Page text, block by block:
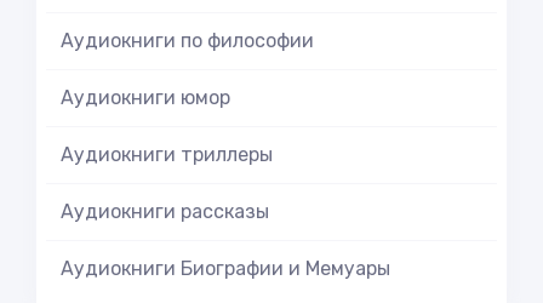
Аудиокниги по философии
Аудиокниги юмор
Аудиокниги триллеры
Аудиокниги рассказы
Аудиокниги Биографии и Мемуары